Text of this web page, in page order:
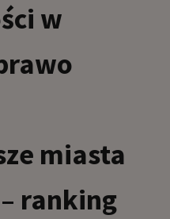
w
miasta
ranking